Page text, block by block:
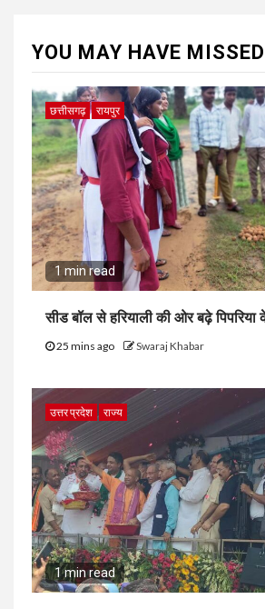
YOU MAY HAVE MISSED
छत्तीसगढ़ रायपुर
1 min read
सीड बॉल से हरियाली की ओर बढ़े पिपरिया के
25 mins ago Swaraj Khabar
उत्तर प्रदेश राज्य
1 min read